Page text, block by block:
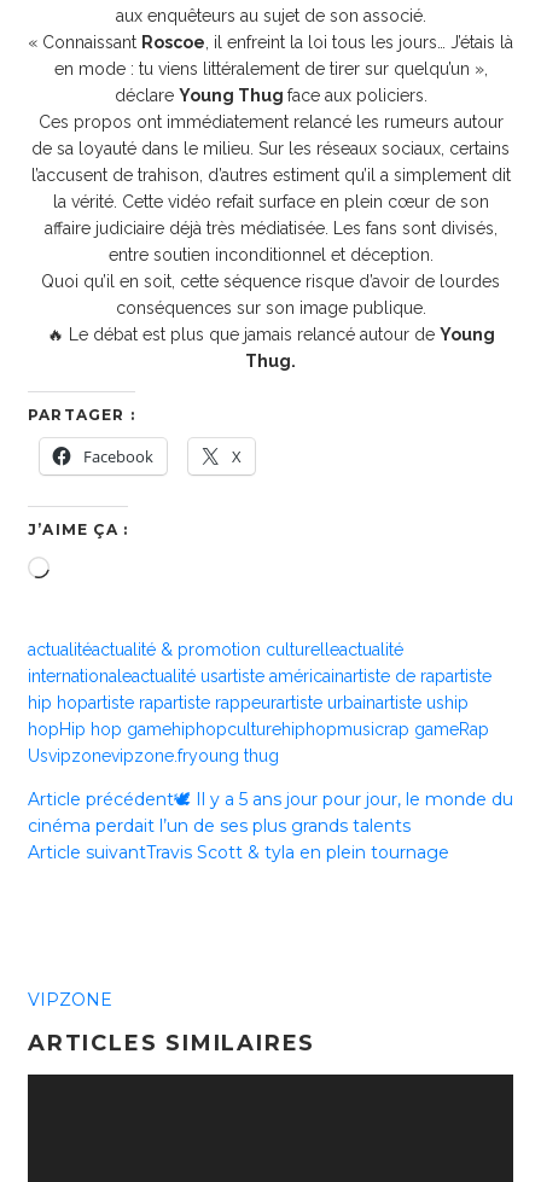
aux enquêteurs au sujet de son associé.
« Connaissant Roscoe , il enfreint la loi tous les jours… J’étais là
en mode : tu viens littéralement de tirer sur quelqu’un »,
déclare Young Thug face aux policiers.
Ces propos ont immédiatement relancé les rumeurs autour
de sa loyauté dans le milieu. Sur les réseaux sociaux, certains
l’accusent de trahison, d’autres estiment qu’il a simplement dit
la vérité. Cette vidéo refait surface en plein cœur de son
affaire judiciaire déjà très médiatisée. Les fans sont divisés,
entre soutien inconditionnel et déception.
Quoi qu’il en soit, cette séquence risque d’avoir de lourdes
conséquences sur son image publique.
🔥 Le débat est plus que jamais relancé autour de Young
Thug.
PARTAGER :
Facebook X
J’AIME ÇA :
Chargement…
actualitéactualité & promotion culturelleactualité
internationaleactualité usartiste américainartiste de rapartiste
hip hopartiste rapartiste rappeurartiste urbainartiste uship
hopHip hop gamehiphopculturehiphopmusicrap gameRap
Usvipzonevipzone.fryoung thug
Article précédent🕊️ Il y a 5 ans jour pour jour, le monde du
cinéma perdait l’un de ses plus grands talents
Article suivantTravis Scott & tyla en plein tournage
VIPZONE
ARTICLES SIMILAIRES